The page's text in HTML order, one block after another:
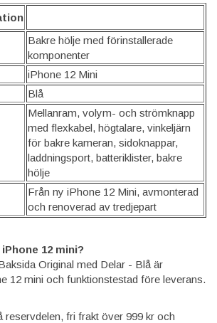
Bakre hölje med förinstallerade
komponenter
iPhone 12 Mini
Blå
Mellanram, volym- och strömknapp
med flexkabel, högtalare, vinkeljärn
för bakre kameran, sidoknappar,
laddningsport, batteriklister, bakre
hölje
Från ny iPhone 12 Mini, avmonterad
och renoverad av tredjepart
12 mini?
Original med Delar - Blå är
12 mini och funktionstestad före leverans.
reservdelen, fri frakt över 999 kr och